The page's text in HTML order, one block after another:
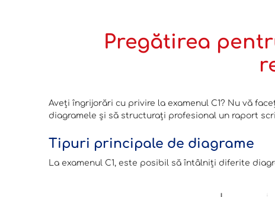
Pregătirea
Aveți îngrijorări cu privire la examenul C1? Nu vă
diagramele și să structurați profesional un raport
Tipuri principale de diagrame
La examenul C1, este posibil să întâlniți diferite